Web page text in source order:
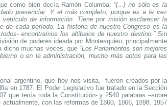
como bien decía Ramón Columba: “(...) no sólo es la
presenciar. Y el más completo, porque es a la vez
de información. Tiene por misión esclarecer la
cada período. La historia de nuestro Congreso es la
encontramos los altibajos de nuestro destino.” Sin
de poderes ideada por Montesquieu, principalmente
muchas veces, que “Los Parlamentos son mejores
o en la administración, mucho más aptos para las
argentino, que hoy nos visita,
fueron creados por la
en 1787. El Poder Legislativo fue tratado en la Sección
que tenía toda la Constitución- y 2540 palabras –sobre
con las reformas de 1860, 1866, 1898, 1957